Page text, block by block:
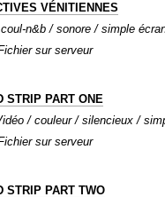
VÉNITIENNES
n&b / sonore / simple
sur serveur
STRIP PART ONE
/ couleur / silencieux /
sur serveur
STRIP PART TWO